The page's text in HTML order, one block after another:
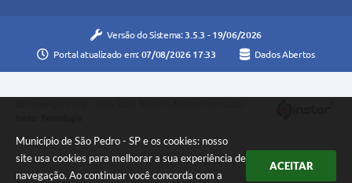
Município de São Pedro - SP e os cookies: nosso
site usa cookies para melhorar a sua experiência de
navegação. Ao continuar você concorda com a
ACEITAR
Versão do Sistema: 3.5.3 - 19/06/2026
Portal atualizado em: 07/08/2026 17:33 Dados Abertos